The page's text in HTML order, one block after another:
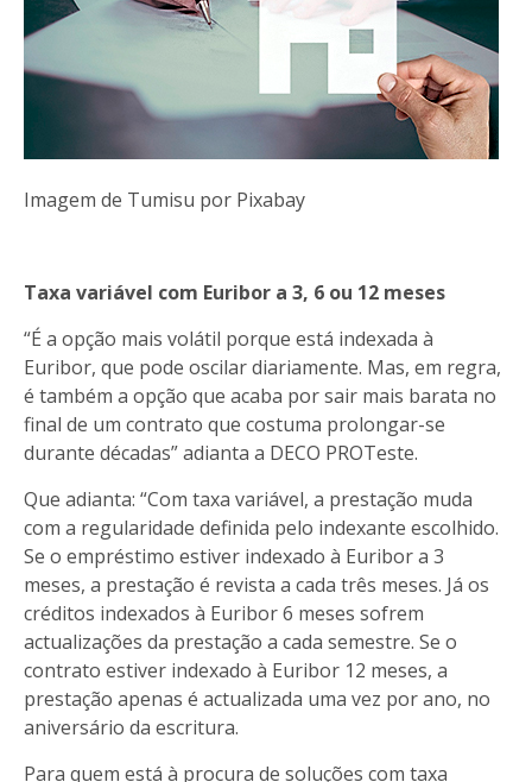
Imagem de Tumisu por Pixabay
Taxa variável com Euribor a 3, 6 ou 12 meses
“É a opção mais volátil porque está indexada à
Euribor, que pode oscilar diariamente. Mas, em regra,
é também a opção que acaba por sair mais barata no
final de um contrato que costuma prolongar-se
durante décadas” adianta a DECO PROTeste.
Que adianta: “Com taxa variável, a prestação muda
com a regularidade definida pelo indexante escolhido.
Se o empréstimo estiver indexado à Euribor a 3
meses, a prestação é revista a cada três meses. Já os
créditos indexados à Euribor 6 meses sofrem
actualizações da prestação a cada semestre. Se o
contrato estiver indexado à Euribor 12 meses, a
prestação apenas é actualizada uma vez por ano, no
aniversário da escritura.
Para quem está à procura de soluções com taxa